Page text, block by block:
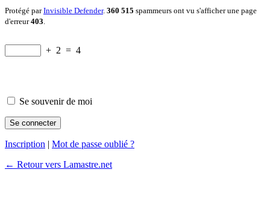
Protégé parInvisible Defender. 360 515 spammeurs ont vu s'afficher une page
d'erreur403
+ 2 = 4
Se souvenir de moi
Inscription | Mot de passe oublié ?
← Retour vers Lamastre.net